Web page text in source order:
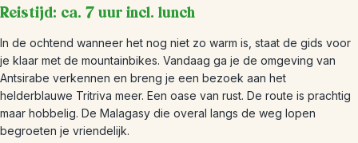
Reistijd: ca. 7 uur incl. lunch
In de ochtend wanneer het nog niet zo warm is, staat de gids voor
je klaar met de mountainbikes. Vandaag ga je de omgeving van
Antsirabe verkennen en breng je een bezoek aan het
helderblauwe Tritriva meer. Een oase van rust. De route is prachtig
maar hobbelig. De Malagasy die overal langs de weg lopen
begroeten je vriendelijk.